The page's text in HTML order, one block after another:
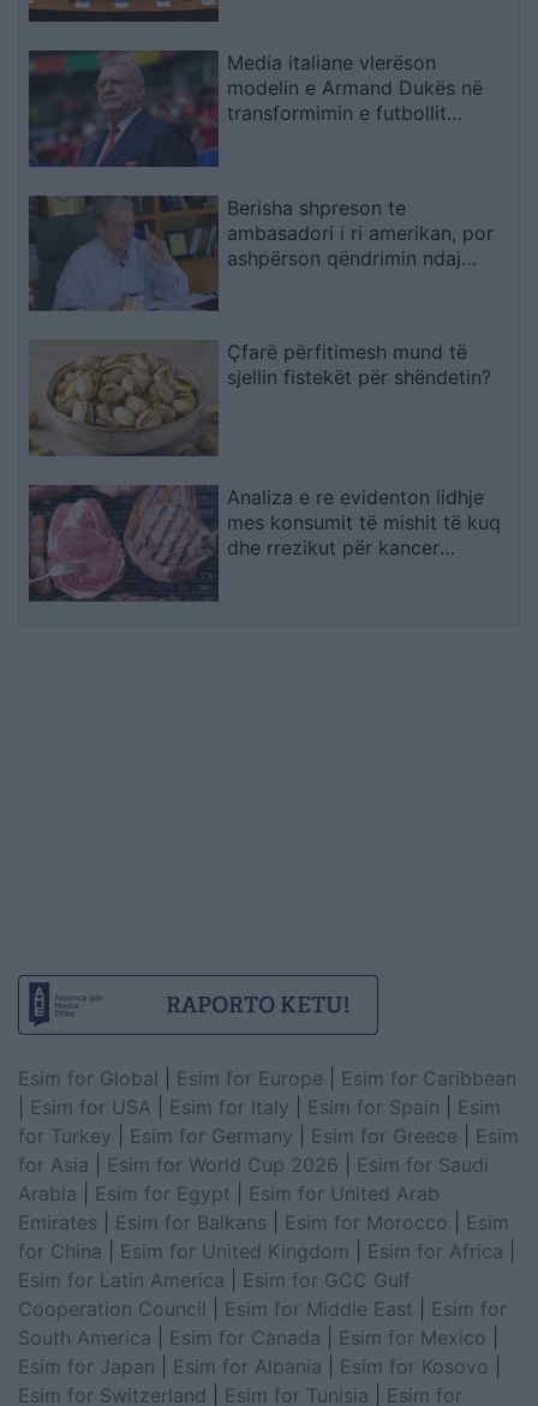
Media italiane vlerëson
modelin e Armand Dukës në
transformimin e futbollit
Berisha shpreson te
ambasadori i ri amerikan, por
ashpërson qëndrimin ndaj
Çfarë përfitimesh mund të
sjellin fistekët për shëndetin?
Analiza e re evidenton lidhje
mes konsumit të mishit të kuq
dhe rrezikut për kancer
Esim for Global Esim for Europe
Esim for Caribbean
Esim for USA Esim for Italy Esim for Spain
Esim
for Turkey
Esim for Germany Esim for Greece
Esim
for Asia
Esim for World Cup 2026
Esim for Saudi
Arabia
Esim for Egypt
Esim for United Arab
Emirates
Esim for Balkans Esim for Morocco
Esim
for China
Esim for United Kingdom Esim for Africa
Esim for Latin America
Esim for GCC Gulf
Cooperation Council
Esim for Middle East
Esim for
South America
Esim for Canada Esim for Mexico
Esim for Japan
Esim for Albania Esim for Kosovo
Esim for Switzerland
Esim for Tunisia
Esim for